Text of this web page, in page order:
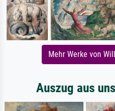
Mehr Werke von
Auszug aus